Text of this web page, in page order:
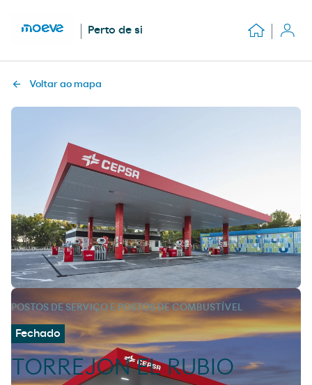
Perto de si
Voltar ao mapa
POSTOS DE SERVIÇO E POSTOS DE COMBUSTÍVEL
Fechado
TORREJON EL RUBIO